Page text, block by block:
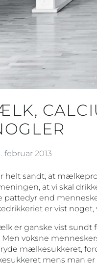
februar 2013
helt sandt, at
at vi skal
pattedyr end
er vist noget,
er ganske vist sundt
Men voksne
mælkesukkeret,
mens man